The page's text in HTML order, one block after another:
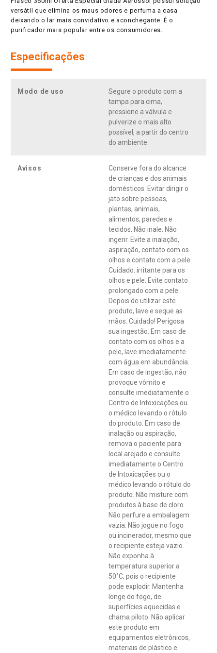
versátil que elimina os maus odores e perfuma a casa
deixando o lar mais convidativo e aconchegante. É o
purificador mais popular entre os consumidores.
Especificações
Modo de uso
Segure o produto com a
tampa para cima,
pressione a válvula e
pulverize o mais alto
possível, a partir do centro
do ambiente.
Avisos
Conserve fora do alcance
de crianças e dos animais
domésticos. Evitar dirigir o
jato sobre pessoas,
plantas, animais,
alimentos, paredes e
tecidos. Não inale. Não
ingerir. Evite a inalação,
aspiração, contato com os
olhos e contato com a pele.
Cuidado: irritante para os
olhos e pele. Evite contato
prolongado com a pele.
Depois de utilizar este
produto, lave e seque as
mãos. Cuidado! Perigosa
sua ingestão. Em caso de
contato com os olhos e a
pele, lave imediatamente
com água em abundância.
Em caso de ingestão, não
provoque vômito e
consulte imediatamente o
Centro de Intoxicações ou
o médico levando o rótulo
do produto. Em caso de
inalação ou aspiração,
remova o paciente para
local arejado e consulte
imediatamente o Centro
de Intoxicações ou o
médico levando o rótulo do
produto. Não misture com
produtos à base de cloro.
Não perfure a embalagem
vazia. Não jogue no fogo
ou incinerador, mesmo que
o recipiente esteja vazio.
Não exponha à
temperatura superior a
50°C, pois o recipiente
pode explodir. Mantenha
longe do fogo, de
superfícies aquecidas e
chama piloto. Não aplicar
este produto em
equipamentos eletrônicos,
materiais de plástico e